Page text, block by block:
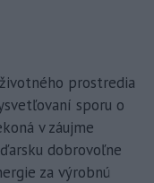
prostredia
sporu o
v záujme
dobrovoľne
za výrobnú